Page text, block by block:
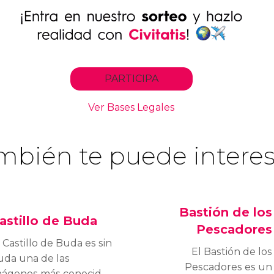
te puede
de Buda
Castillo de Buda es sin
una de las
Bastión de los
Pescadores
El Bastión de los
Pescadores es un